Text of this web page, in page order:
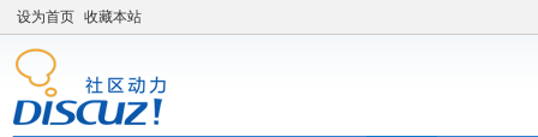
设为首页 收藏本站